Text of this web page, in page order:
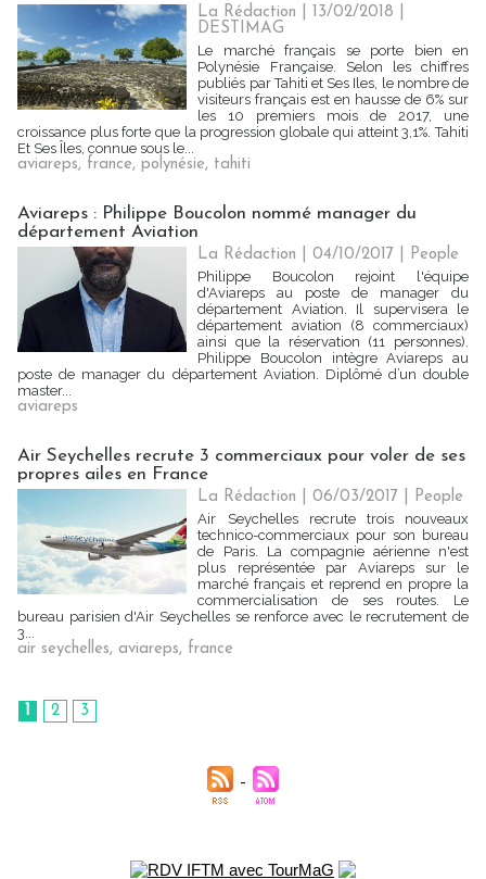
La Rédaction | 13/02/2018
DESTIMAG
Le marché français se porte bien en
Polynésie Française. Selon les chiffres
publiés par Tahiti et Ses Iles, le nombre de
visiteurs français est en hausse de 6% sur
les 10 premiers mois de 2017, une
croissance plus forte que la progression globale qui atteint 3,1%. Tahiti
Et Ses Îles, connue sous le...
aviareps, france, polynésie, tahiti
Aviareps : Philippe Boucolon nommé manager du
département Aviation
La Rédaction | 04/10/2017
People
Philippe Boucolon rejoint l'équipe
d'Aviareps au poste de manager du
département Aviation. Il supervisera le
département aviation (8 commerciaux)
ainsi que la réservation (11 personnes).
Philippe Boucolon intègre Aviareps au
poste de manager du département Aviation. Diplômé d’un double
master...
aviareps
Air Seychelles recrute 3 commerciaux pour voler de ses
propres ailes en France
La Rédaction | 06/03/2017
People
Air Seychelles recrute trois nouveaux
technico-commerciaux pour son bureau
de Paris. La compagnie aérienne n'est
plus représentée par Aviareps sur le
marché français et reprend en propre la
commercialisation de ses routes. Le
bureau parisien d'Air Seychelles se renforce avec le recrutement de
3...
air seychelles, aviareps, france
1 2 3